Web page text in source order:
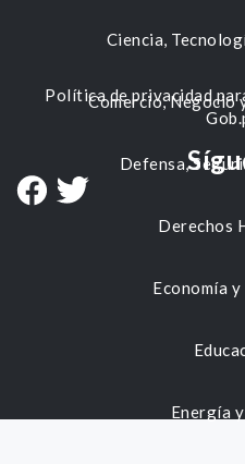
Ciencia,
Comercio, Negocio
Defensa,
Derechos
Economía y
Energía
Política de privacidad